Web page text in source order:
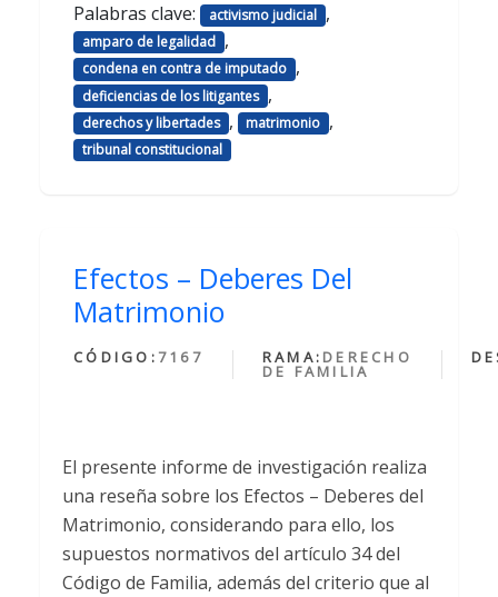
Palabras clave: activismo judicial ,
amparo de legalidad ,
condena en contra de imputado ,
deficiencias de los litigantes ,
derechos y libertades , matrimonio ,
tribunal constitucional
Efectos – Deberes Del
Matrimonio
CÓDIGO: 7167 RAMA: DERECHO
DE FAMILIA
El presente informe de investigación realiza
una reseña sobre los Efectos – Deberes del
Matrimonio, considerando para ello, los
supuestos normativos del artículo 34 del
Código de Familia, además del criterio que al